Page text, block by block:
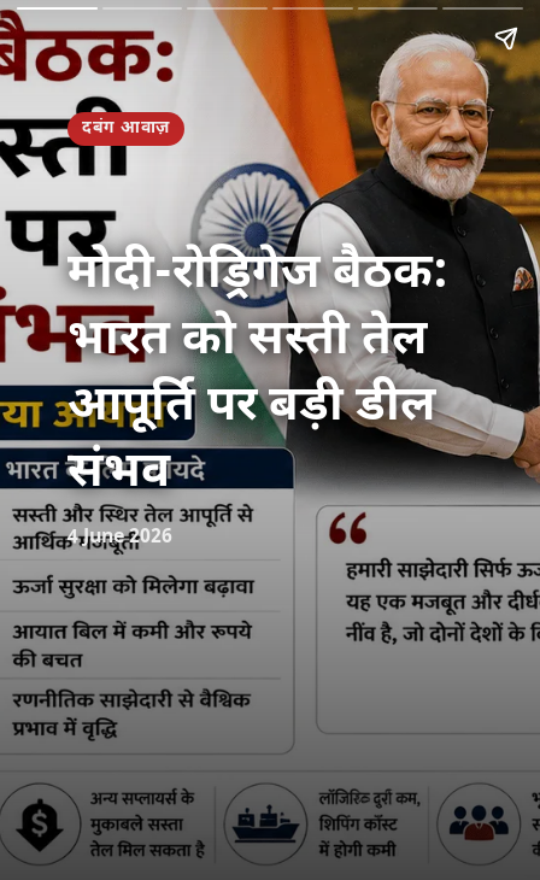
दबंग आवाज़
मोदी-रोड्रिगेज बैठक:
भारत को सस्ती तेल
आपूर्ति पर बड़ी डील
संभव
4 June 2026